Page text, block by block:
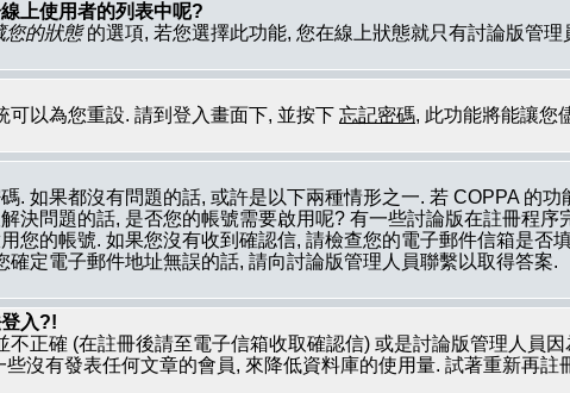
上使用者的列表中呢?
您的狀態的選項, 若您選擇此功能, 您在線上狀態就只有討論版管
以為您重設. 請到登入畫面下, 並按下 忘記密碼, 此功能將能讓您
. 如果都沒有問題的話, 或許是以下兩種情形之一. 若 COPPA 的
決問題的話, 是否您的帳號需要啟用呢? 有一些討論版在註冊程
您的帳號. 如果您沒有收到確認信, 請檢查您的電子郵件信箱是
確定電子郵件地址無誤的話, 請向討論版管理人員聯繫以取得答案.
入?!
正確 (在註冊後請至電子信箱收取確認信) 或是討論版管理人員
沒有發表任何文章的會員, 來降低資料庫的使用量. 試著重新再註